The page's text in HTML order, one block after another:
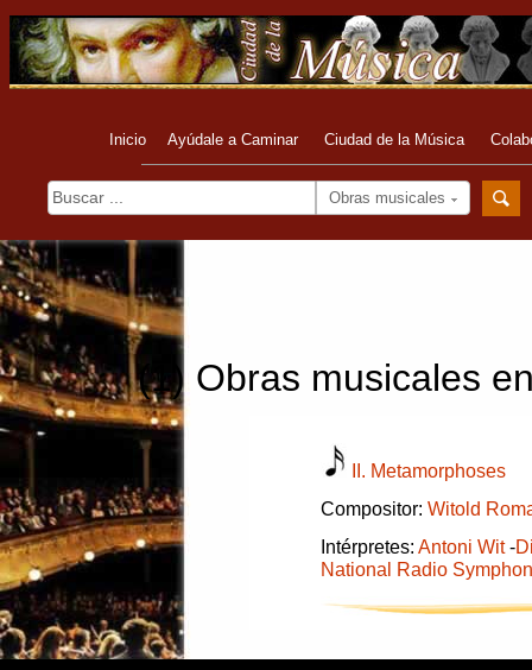
Inicio Ayúdale a Caminar Ciudad de la Música
Obras musicales
(1) Obras musicales
II. Metamorphoses
Compositor: Witold
Intérpretes: Antoni Wit-
National Radio